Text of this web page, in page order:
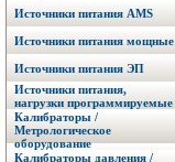
Источники питания AMS
Источники питания мощные
Источники питания ЭП
Источники питания,
нагрузки программируемые
Калибраторы /
Метрологическое
оборудование
Калибраторы давления /